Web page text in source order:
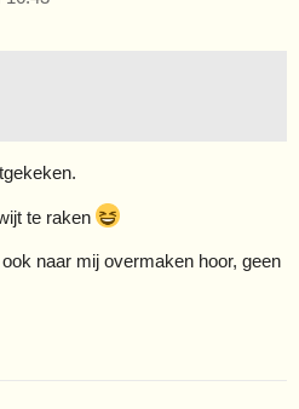
te raken
naar mij overmaken hoor, geen